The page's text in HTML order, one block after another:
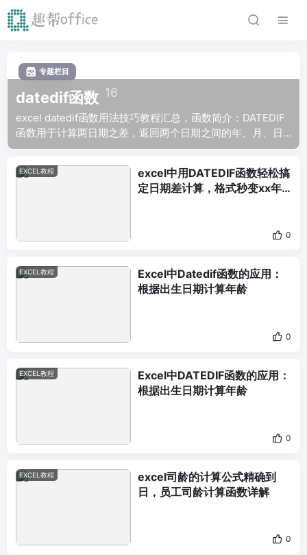
专题栏目
datedif函数 16
excel datedif函数用法技巧教程汇总，函数简介：DATEDIF
函数用于计算两日期之差，返回两个日期之间的年、月、日
间隔数，不仅可以用来计算年龄、工龄、工龄工资、项目周
期，还可以用来做生日倒计时提醒，项目竣工日倒计时提醒
等等。函数结构：DATEDIF（起始日期,结束日期,返回类型）
EXCEL教程
excel中用DATEDIF函数轻松搞
定日期差计算，格式秒变xx年
0
EXCEL教程
Excel中Datedif函数的应用：
根据出生日期计算年龄
0
EXCEL教程
Excel中DATEDIF函数的应用：
根据出生日期计算年龄
0
EXCEL教程
excel司龄的计算公式精确到
日，员工司龄计算函数详解
0